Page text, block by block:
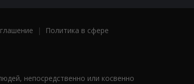
|
Политика в сфере
непосредственно или косвенно